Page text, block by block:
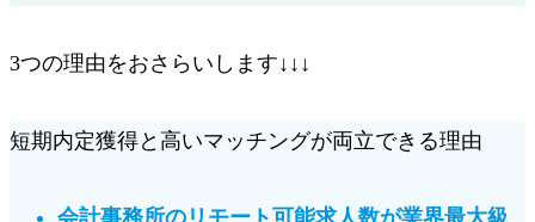
3つの理由をおさらいします↓↓↓
短期内定獲得と高いマッチングが両立できる理由
会計事務所の リモート可能求人数が業界最大級